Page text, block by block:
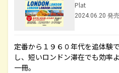
Plat
2024.06.20 発売
定番から１９６０年代を追体験
し、短いロンドン滞在でも効率
一冊。